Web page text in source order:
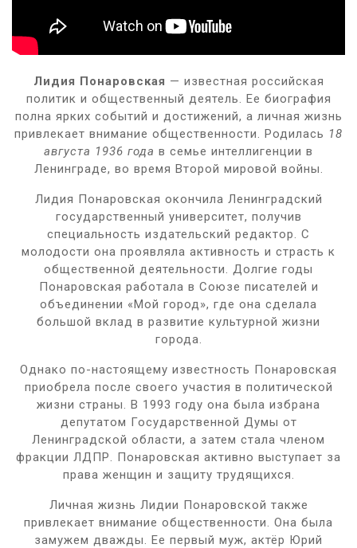
Лидия Понаровская — известная российская
политик и общественный деятель. Ее биография
полна ярких событий и достижений, а личная жизнь
привлекает внимание общественности. Родилась 18
августа 1936 года в семье интеллигенции в
Ленинграде, во время Второй мировой войны.
Лидия Понаровская окончила Ленинградский
государственный университет, получив
специальность издательский редактор. С
молодости она проявляла активность и страсть к
общественной деятельности. Долгие годы
Понаровская работала в Союзе писателей и
объединении «Мой город», где она сделала
большой вклад в развитие культурной жизни
города.
Однако по-настоящему известность Понаровская
приобрела после своего участия в политической
жизни страны. В 1993 году она была избрана
депутатом Государственной Думы от
Ленинградской области, а затем стала членом
фракции ЛДПР. Понаровская активно выступает за
права женщин и защиту трудящихся.
Личная жизнь Лидии Понаровской также
привлекает внимание общественности. Она была
замужем дважды. Ее первый муж, актёр Юрий